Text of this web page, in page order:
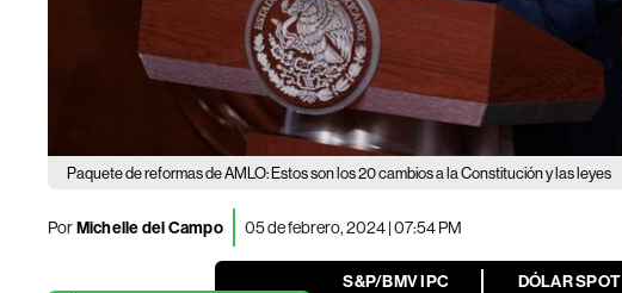
Paquete de reformas de AMLO: Estos son los 20 cambios a la Constitución y las leyes
PorMichelle del Campo 05 de febrero, 2024 | 07:54 PM
S&P/BMV IPC DÓLAR SPOT